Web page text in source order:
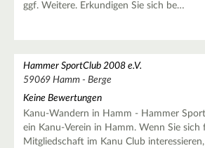
ggf. Weitere. Erkundigen Sie sich be…
Hammer SportClub 2008 e.V.
59069 Hamm - Berge
Keine Bewertungen
Kanu-Wandern in Hamm - Hammer
ein Kanu-Verein in Hamm. Wenn Sie sich
Mitgliedschaft im Kanu Club